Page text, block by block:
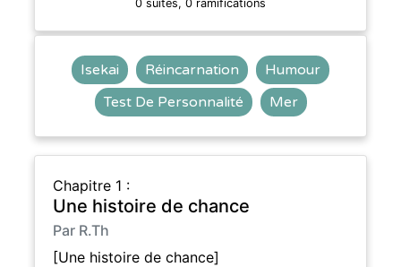
0 suites, 0 ramifications
Isekai Réincarnation
Humour
Test De Personnalité
Mer
Chapitre 1 :
Une histoire de chance
Par R.Th
[Une histoire de chance]